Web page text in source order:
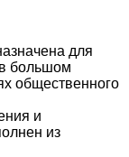
для
большом
общественного
и
из